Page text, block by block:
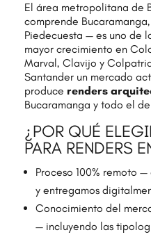
El área metropolitana de
comprende
Piedecuesta — es uno de
mayor crecimiento en
Marval, Clavijo y
Santander un mercado
produce renders
Bucaramanga y todo el
¿POR QUÉ
PARA RENDERS
Proceso 100% remoto
y entregamos
Conocimiento del
— incluyendo las